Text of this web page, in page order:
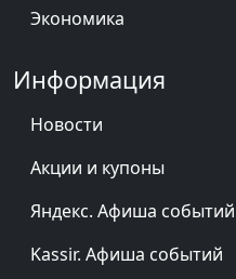
Экономика
Информация
Новости
Акции и купоны
Яндекс. Афиша событий
Kassir. Афиша событий